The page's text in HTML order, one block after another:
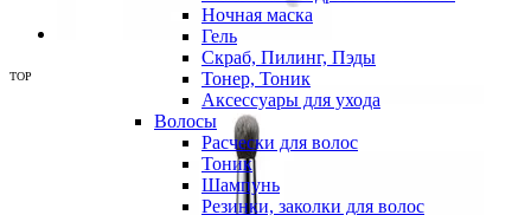
Ночная маска
Гель
Скраб, Пилинг, Пэды
Тонер, Тоник
Аксессуары для ухода
Волосы
Расчески для волос
Тоник
Шампунь
Резинки, заколки для волос
TOP